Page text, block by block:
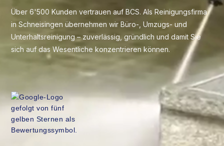
Über 6'500 Kunden vertrauen auf BCS. Als Reinigungsfirma
in Schneisingen übernehmen wir Büro-, Umzugs- und
Unterhaltsreinigung – zuverlässig, gründlich und damit Sie
sich auf das Wesentliche konzentrieren können.